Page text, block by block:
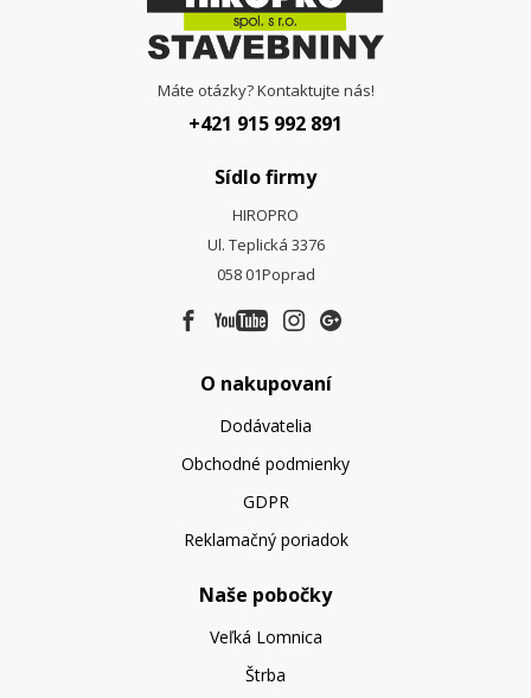
Máte otázky? Kontaktujte nás!
+421 915 992 891
Sídlo firmy
HIROPRO
Ul. Teplická 3376
058 01Poprad
O nakupovaní
Dodávatelia
Obchodné podmienky
GDPR
Reklamačný poriadok
Naše pobočky
Veľká Lomnica
Štrba